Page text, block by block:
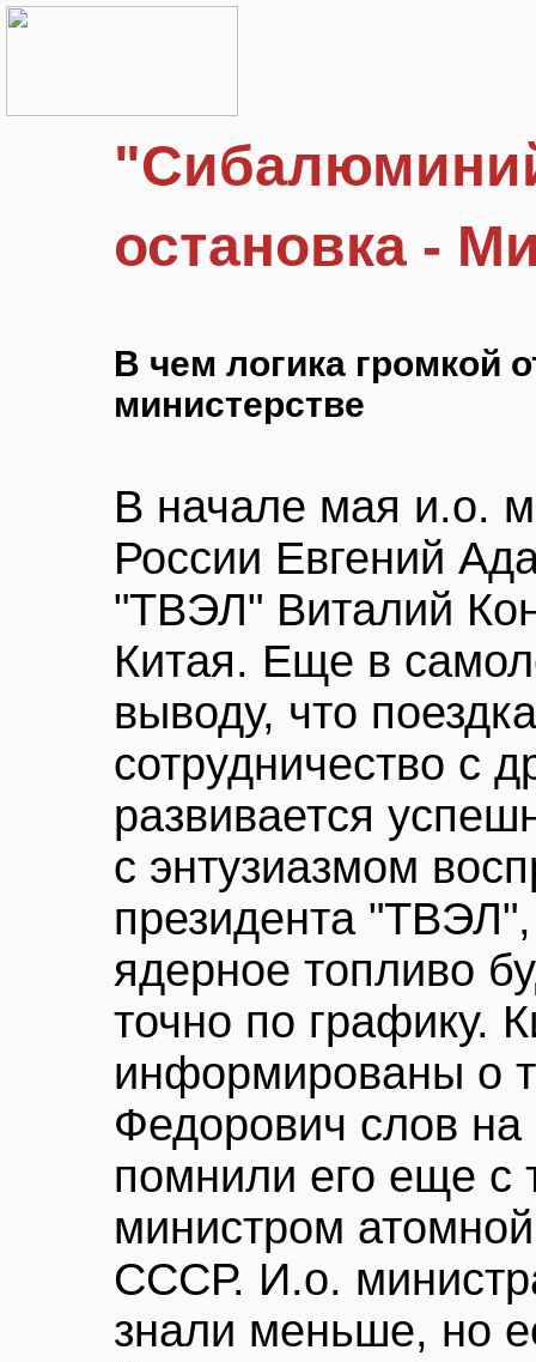
остановка -
В чем логика громкой
министерстве
В начале мая и.о.
России Евгений
"ТВЭЛ" Виталий
Китая. Еще в
выводу, что
сотрудничество с
развивается
с энтузиазмом
президента
ядерное топливо
точно по графику.
информированы о
Федорович слов
помнили его еще с
министром
СССР. И.о.
знали меньше, но